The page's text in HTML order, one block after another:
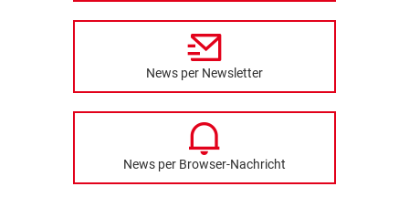
News per Newsletter
News per Browser-Nachricht